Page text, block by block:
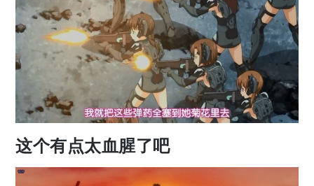
这个有点太血腥了吧